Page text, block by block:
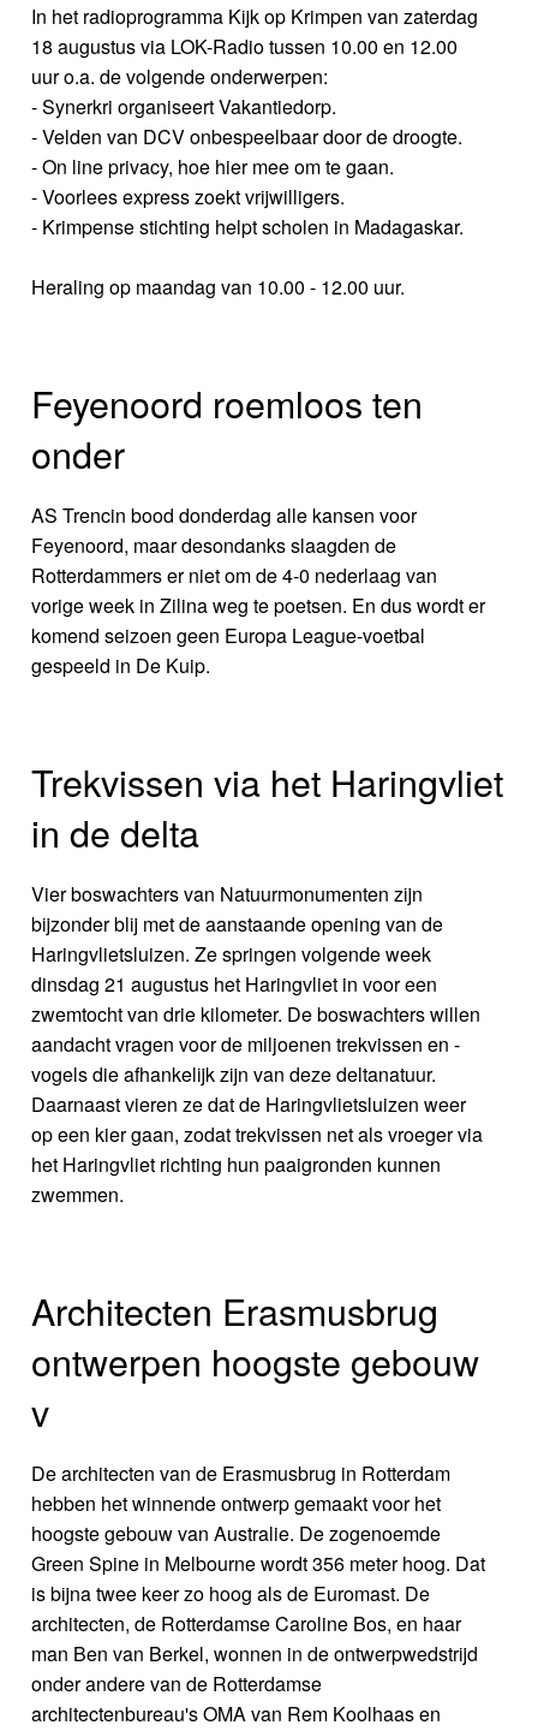
In het radioprogramma Kijk op Krimpen van zaterdag
18 augustus via LOK-Radio tussen 10.00 en 12.00
uur o.a. de volgende onderwerpen:
- Synerkri organiseert Vakantiedorp.
- Velden van DCV onbespeelbaar door de droogte.
- On line privacy, hoe hier mee om te gaan.
- Voorlees express zoekt vrijwilligers.
- Krimpense stichting helpt scholen in Madagaskar.
Heraling op maandag van 10.00 - 12.00 uur.
Feyenoord roemloos ten
onder
AS Trencin bood donderdag alle kansen voor
Feyenoord, maar desondanks slaagden de
Rotterdammers er niet om de 4-0 nederlaag van
vorige week in Zilina weg te poetsen. En dus wordt er
komend seizoen geen Europa League-voetbal
gespeeld in De Kuip.
Trekvissen via het Haringvliet
in de delta
Vier boswachters van Natuurmonumenten zijn
bijzonder blij met de aanstaande opening van de
Haringvlietsluizen. Ze springen volgende week
dinsdag 21 augustus het Haringvliet in voor een
zwemtocht van drie kilometer. De boswachters willen
aandacht vragen voor de miljoenen trekvissen en -
vogels die afhankelijk zijn van deze deltanatuur.
Daarnaast vieren ze dat de Haringvlietsluizen weer
op een kier gaan, zodat trekvissen net als vroeger via
het Haringvliet richting hun paaigronden kunnen
zwemmen.
Architecten Erasmusbrug
ontwerpen hoogste gebouw
v
De architecten van de Erasmusbrug in Rotterdam
hebben het winnende ontwerp gemaakt voor het
hoogste gebouw van Australie. De zogenoemde
Green Spine in Melbourne wordt 356 meter hoog. Dat
is bijna twee keer zo hoog als de Euromast. De
architecten, de Rotterdamse Caroline Bos, en haar
man Ben van Berkel, wonnen in de ontwerpwedstrijd
onder andere van de Rotterdamse
architectenbureau's OMA van Rem Koolhaas en